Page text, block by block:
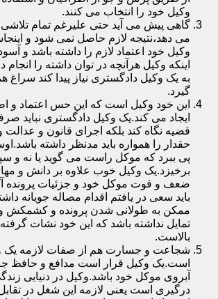
وکیل خود را انتخاب می کنند.
گاهی پیش می آید حتی علیرغم تمام
می دهد،نتیجه لازم حاصل نمی شود و
وکیل خود اعتماد لازم را داشته باشد و
اینکه وکیل هرآنچه در توان داشته را انجام
به یک وکیل دادگستری نیاز پیدا کند سراغ
گیرد.
این خود وکیل است که این حس اعتماد و
ایجاد می کند.یک وکیل دادگستری نباید
قضیه نگاه کند بلکه اجرای قانون و
حقدار را همواره باید مدنظر داشته
پی ببرد که موکل راست می گوید یا نه و
برخیزد.یک وکیل خوب علاوه بر دانش و
ضعف و قوت موکل خود و جزئیات پرونده
باید سعی در یافتم اقدام مصاله جویانه
ممکن به طولانی شدن پرونده و کشمکش و
تمایل نداشته باشد که این خود نشات
بالاست.
شجاعت و جسارت هم از صفات لازمه یک
است.یک وکیل قرار است مدافع و حافظ
آبروی موکل خود باشد.وکیل در دنیایی
درگیری است یعنی لازمه این شغل در